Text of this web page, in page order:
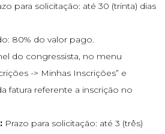
para solicitação: até 30 (trinta) dias
80% do valor pago.
do congressista, no menu
-> Minhas Inscrições” e
fatura referente a inscrição no
Prazo para solicitação: até 3 (três)